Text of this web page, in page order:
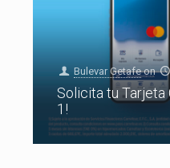
Bulevar Getafe on
Solicita tu Tarjeta
1!